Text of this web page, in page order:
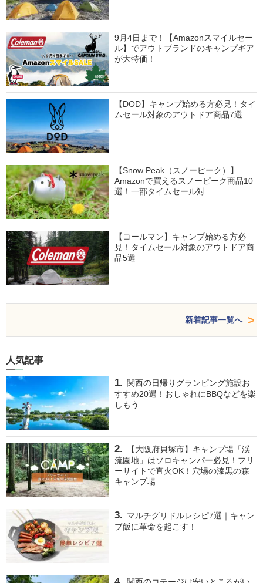
9月4日まで！【Amazonスマイルセー
ル】でアウトブランドのキャンプギア
が大特価！
【DOD】キャンプ始める方必見！タイ
ムセール対象のアウトドア商品7選
【Snow Peak（スノーピーク）】
Amazonで買えるスノーピーク商品10
選！一部タイムセール対…
【コールマン】キャンプ始める方必
見！タイムセール対象のアウトドア商
品5選
新着記事一覧へ
人気記事
関西の日帰りグランピング施設お
すすめ20選！おしゃれにBBQなどを楽
しもう
【大阪府貝塚市】キャンプ場「渓
流園地」はソロキャンパー必見！フリ
ーサイトで直火OK！穴場の漆黒の森
キャンプ場
マルチグリドルレシピ7選｜キャン
プ飯に革命を起こす！